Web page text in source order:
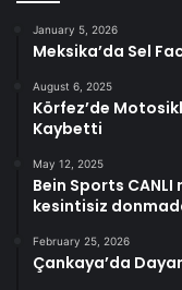
January 5, 2026
Meksika’da Sel
August 6, 2025
Körfez’de
Kaybetti
May 12, 2025
Bein Sports
kesintisiz
February 25, 2026
Çankaya’da